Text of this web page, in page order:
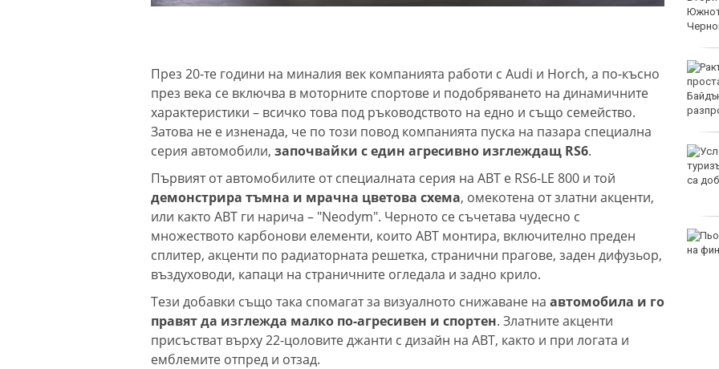
През 20-те години на миналия век компанията работи с Audi и Horch, а по-късно
през века се включва в моторните спортове и подобряването на динамичните
характеристики – всичко това под ръководството на едно и също семейство.
Затова не е изненада, че по този повод компанията пуска на пазара специална
серия автомобили, започвайки с един агресивно изглеждащ RS6.
Първият от автомобилите от специалната серия на ABT е RS6-LE 800 и той
демонстрира тъмна и мрачна цветова схема, омекотена от златни акценти,
или както ABT ги нарича – "Neodym". Черното се съчетава чудесно с
множеството карбонови елементи, които ABT монтира, включително преден
сплитер, акценти по радиаторната решетка, странични прагове, заден дифузьор,
въздуховоди, капаци на страничните огледала и задно крило.
Тези добавки също така спомагат за визуалното снижаване на автомобила и го
правят да изглежда малко по-агресивен и спортен. Златните акценти
присъстват върху 22-цоловите джанти с дизайн на ABT, както и при логата и
емблемите отпред и отзад.
Ракът на простатата на
Джо Байдън се е
разпространил
Условията за туризъм в
Пьотр Нестеров е на
финал в Пловдив